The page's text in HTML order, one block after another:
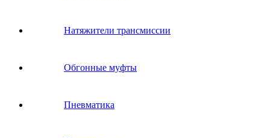
Натяжители трансмиссии
Обгонные муфты
Пневматика